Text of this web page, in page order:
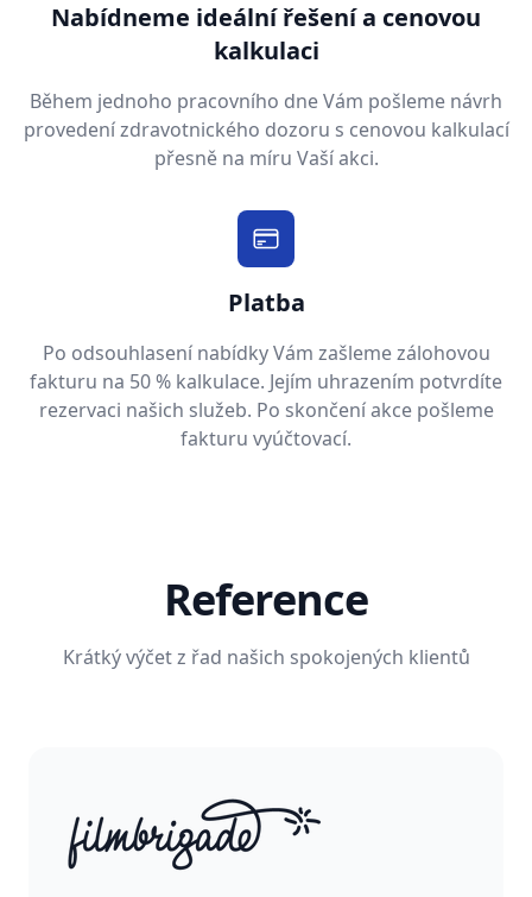
Nabídneme ideální řešení a cenovou
kalkulaci
Během jednoho pracovního dne Vám pošleme návrh
provedení zdravotnického dozoru s cenovou kalkulací
přesně na míru Vaší akci.
Platba
Po odsouhlasení nabídky Vám zašleme zálohovou
fakturu na 50 % kalkulace. Jejím uhrazením potvrdíte
rezervaci našich služeb. Po skončení akce pošleme
fakturu vyúčtovací.
Reference
Krátký výčet z řad našich spokojených klientů